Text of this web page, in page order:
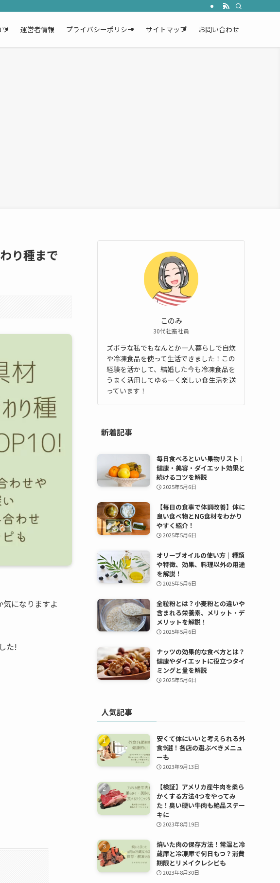
運営者情報 プライバシーポリシー サイトマップ お問い合わせ
り種まで
になりますよ
た!
このみ
30代社畜社員
ズボラな私でもなんとか一人暮らしで自炊
や冷凍食品を使って生活できました！この
経験を活かして、結婚した今も冷凍食品を
うまく活用してゆるーく楽しい食生活を送
っています！
新着記事
毎日食べるといい果物リスト｜
健康・美容・ダイエット効果と
続けるコツを解説
2025年5月6日
【毎日の食事で体調改善】体に
良い食べ物とNG食材をわかり
やすく紹介！
2025年5月6日
オリーブオイルの使い方｜種類
や特徴、効果、料理以外の用途
を解説！
2025年5月6日
全粒粉とは？小麦粉との違いや
含まれる栄養素、メリット・デ
メリットを解説！
2025年5月6日
ナッツの効果的な食べ方とは？
健康やダイエットに役立つタイ
ミングと量を解説
2025年5月6日
人気記事
安くて体にいいと考えられる外
食9選！各店の選ぶべきメニュ
ーも
2023年9月13日
【検証】アメリカ産牛肉を柔ら
かくする方法4つをやってみ
た！臭い硬い牛肉も絶品ステー
キに
2023年8月19日
焼いた肉の保存方法！常温と冷
蔵庫と冷凍庫で何日もつ？消費
期限とリメイクレシピも
2023年8月30日